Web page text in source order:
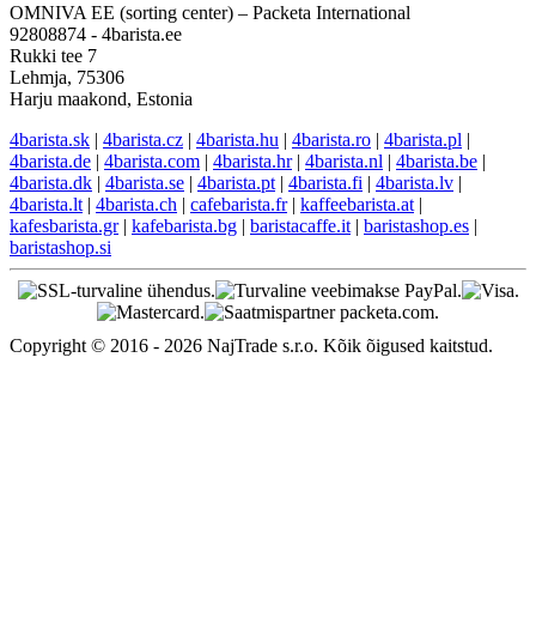
OMNIVA EE (sorting center) – Packeta International
92808874 - 4barista.ee
Rukki tee 7
Lehmja, 75306
Harju maakond, Estonia
4barista.sk | 4barista.cz | 4barista.hu | 4barista.ro | 4barista.pl |
4barista.de | 4barista.com | 4barista.hr| 4barista.nl | 4barista.be |
4barista.dk | 4barista.se | 4barista.pt | 4barista.fi | 4barista.lv |
4barista.lt | 4barista.ch | cafebarista.fr| kaffeebarista.at |
kafesbarista.gr| kafebarista.bg | baristacaffe.it | baristashop.es |
baristashop.si
Copyright © 2016 - 2026 NajTrade s.r.o. Kõik õigused kaitstud.